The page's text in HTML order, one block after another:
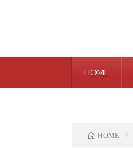
HOME
HOME